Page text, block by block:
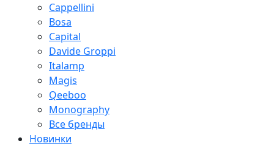
Cappellini
Bosa
Capital
Davide Groppi
Italamp
Magis
Qeeboo
Monography
Все бренды
Новинки